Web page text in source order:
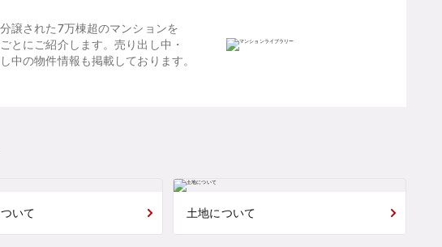
譲された7万棟超のマンションを
とにご紹介します。売り出し中・
中の物件情報も掲載しております。
いて 土地について